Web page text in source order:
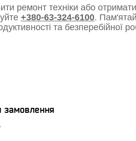
ремонт техніки або
+380-63-324-6100.
та безперебійної
замовлення